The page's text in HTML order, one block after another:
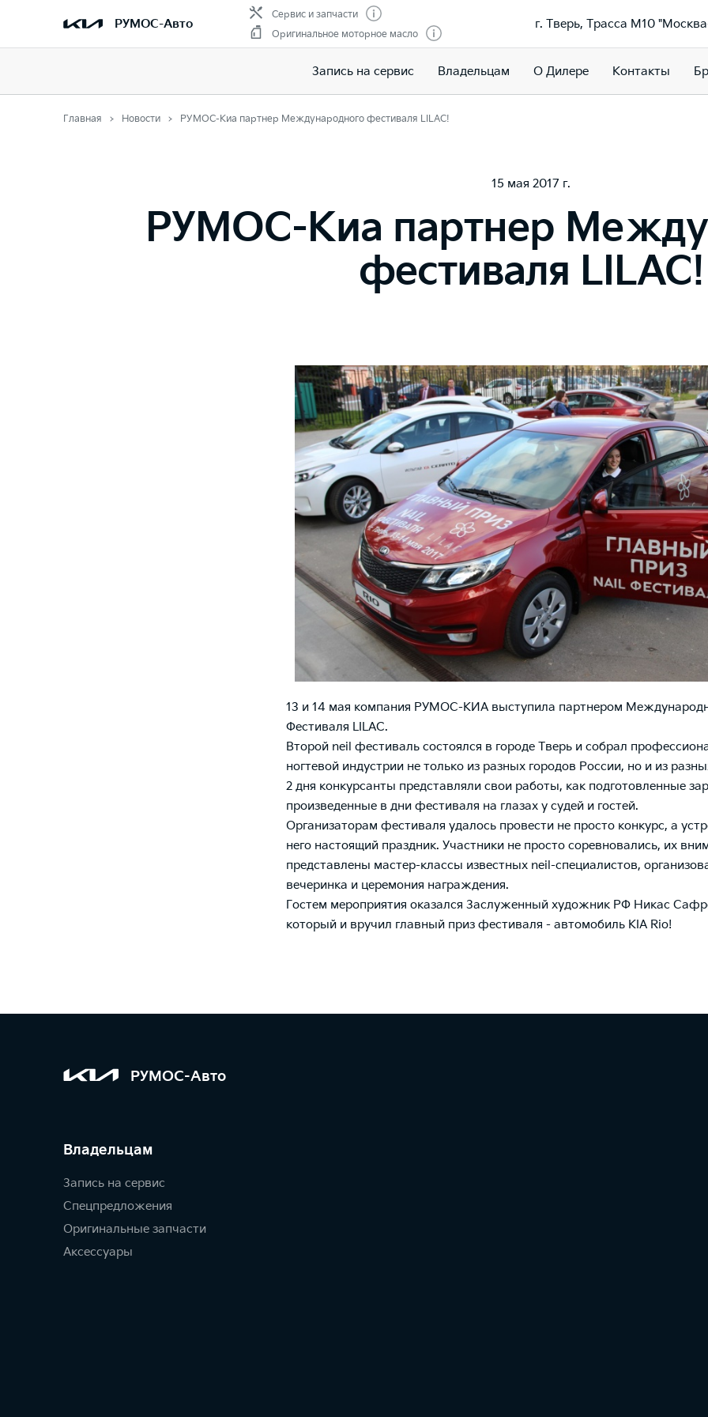
РУМОС-Авто
Сервис и запчасти
Оригинальное моторное масло
г. Тверь, Трасса М10
Запись на сервис Владельцам О Дилере Контакты
Главная Новости РУМОС-Киа партнер Международного фестиваля LILAC!
15 мая 2017 г.
РУМОС-Киа партнер
фестиваля LILAC!
13 и 14 мая компания РУМОС-КИА выступила партнером
Фестиваля LILAC.
Второй neil фестиваль состоялся в городе Тверь и собрал
ногтевой индустрии не только из разных городов России, но и из
2 дня конкурсанты представляли свои работы, как подготовленные
произведенные в дни фестиваля на глазах у судей и гостей.
Организаторам фестиваля удалось провести не просто конкурс, а
него настоящий праздник. Участники не просто соревновались, их
представлены мастер-классы известных neil-специалистов,
вечеринка и церемония награждения.
Гостем мероприятия оказался Заслуженный художник РФ Никас
который и вручил главный приз фестиваля - автомобиль KIA Rio!
РУМОС-Авто
Владельцам
Запись на сервис
Спецпредложения
Оригинальные запчасти
Аксессуары